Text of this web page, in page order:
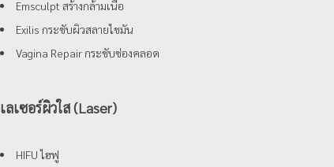
Emsculpt สร้างกล้ามเนื้อ
Exilis กระชับผิวสลายไขมัน
Vagina Repair กระชับช่องคลอด
เลเซอร์ผิวใส (Laser)
HIFU ไฮฟู